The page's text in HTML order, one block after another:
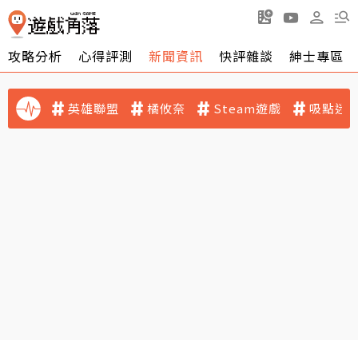
攻略分析 心得評測 新聞資訊 快評雜談 紳士專區
英雄聯盟 橘攸奈 Steam遊戲 吸點迷